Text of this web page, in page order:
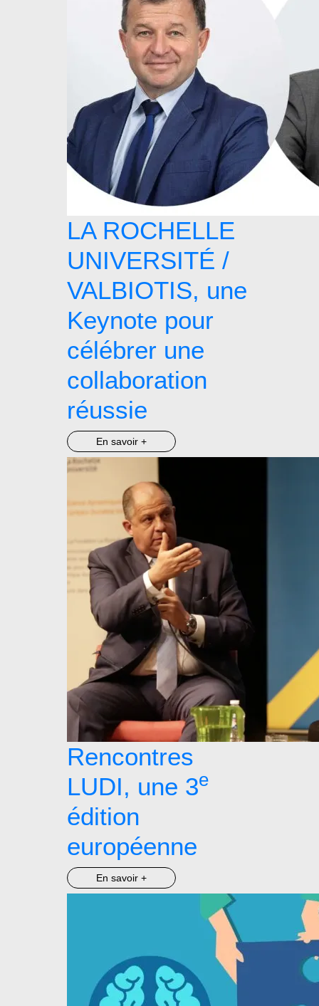
LA ROCHELLE
UNIVERSITÉ /
VALBIOTIS, une
Keynote pour
célébrer une
collaboration
réussie
En savoir +
Rencontres
LUDI, une 3e
édition
européenne
En savoir +